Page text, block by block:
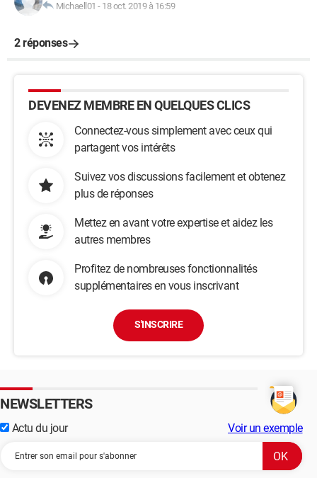
Michaell01 - 18 oct. 2019 à 16:59
2 réponses
DEVENEZ MEMBRE EN QUELQUES CLICS
Connectez-vous simplement avec ceux qui
partagent vos intérêts
Suivez vos discussions facilement et obtenez
plus de réponses
Mettez en avant votre expertise et aidez les
autres membres
Profitez de nombreuses fonctionnalités
supplémentaires en vous inscrivant
S'INSCRIRE
NEWSLETTERS
Actu du jour Voir un exemple